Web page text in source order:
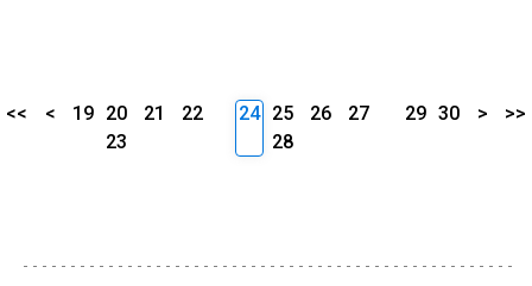
<< < 19 20 21
22
23
24 25 26
27
28
29 30 > >>